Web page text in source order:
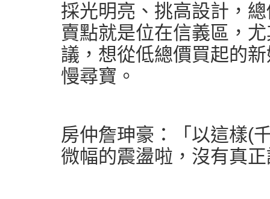
採光明亮、挑高設計，
賣點就是位在信義區，
議，想從低總價買起的
慢尋寶。
房仲詹珅豪：「以這樣(
微幅的震盪啦，沒有真